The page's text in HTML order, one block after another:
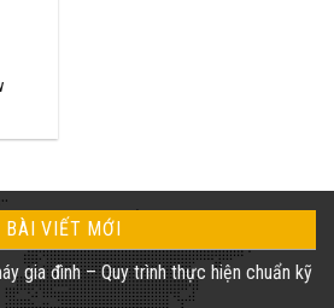
BÀI VIẾT MỚI
gia đình – Quy trình thực hiện chuẩn kỹ